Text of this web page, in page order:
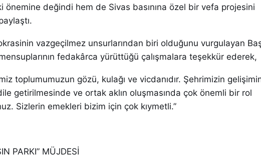
önemine değindi hem de Sivas basınına özel bir vefa projesini
vazgeçilmez unsurlarından biri olduğunu vurgulayan
fedakârca yürüttüğü çalışmalara teşekkür ederek,
toplumumuzun gözü, kulağı ve vicdanıdır. Şehrimizin
getirilmesinde ve ortak aklın oluşmasında çok önemli bir rol
Sizlerin emekleri bizim için çok kıymetli.”
PARKI” MÜJDESİ